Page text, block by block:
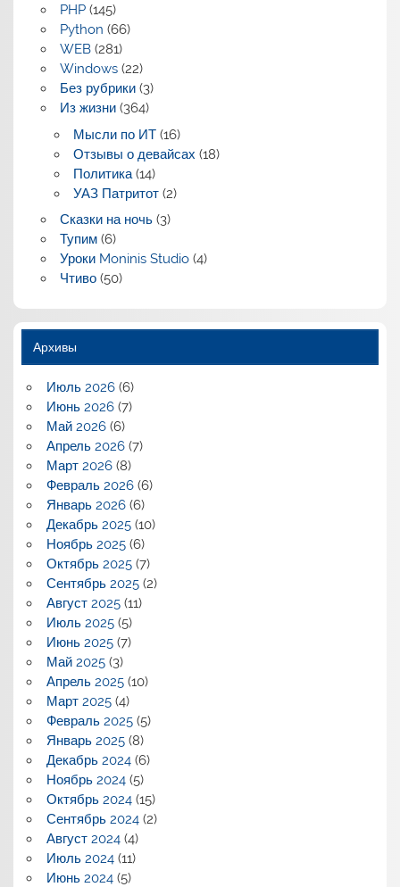
PHP(145)
Python (66)
WEB(281)
Windows(22)
Без рубрики(3)
Из жизни(364)
Мысли по ИТ(16)
Отзывы о девайсах (18)
Политика(14)
УАЗ Патритот(2)
Сказки на ночь(3)
Тупим(6)
Уроки Moninis Studio(4)
Чтиво(50)
Архивы
Июль 2026(6)
Июнь 2026(7)
Май 2026(6)
Апрель 2026(7)
Март 2026(8)
Февраль 2026(6)
Январь 2026(6)
Декабрь 2025(10)
Ноябрь 2025(6)
Октябрь 2025(7)
Сентябрь 2025(2)
Август 2025(11)
Июль 2025(5)
Июнь 2025(7)
Май 2025(3)
Апрель 2025(10)
Март 2025(4)
Февраль 2025(5)
Январь 2025(8)
Декабрь 2024(6)
Ноябрь 2024(5)
Октябрь 2024(15)
Сентябрь 2024(2)
Август 2024(4)
Июль 2024(11)
Июнь 2024(5)